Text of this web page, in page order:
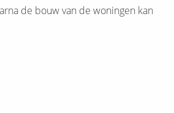
de bouw van de woningen kan